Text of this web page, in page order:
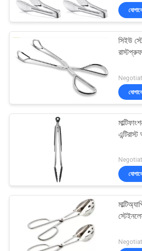
নিয়ন্ত্রণ
যোগাযোগ
করুন
উদ্ধৃতির
জন্য
কাঠের রান্নাঘরের
নাইলন রান্নাঘরের
সেট
সিইউ